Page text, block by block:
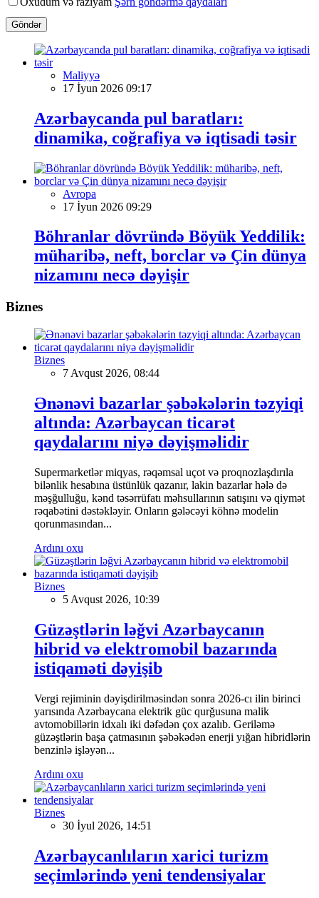
Göndər
Maliyyə
17 İyun 2026 09:17
Azərbaycanda pul baratları:
dinamika, coğrafiya və iqtisadi təsir
Avropa
17 İyun 2026 09:29
Böhranlar dövründə Böyük Yeddilik:
müharibə, neft, borclar və Çin dünya
nizamını necə dəyişir
Biznes
Biznes
7 Avqust 2026, 08:44
Ənənəvi bazarlar şəbəkələrin təzyiqi
altında: Azərbaycan ticarət
qaydalarını niyə dəyişməlidir
Supermarketlər miqyas, rəqəmsal uçot və proqnozlaşdırıla
bilənlik hesabına üstünlük qazanır, lakin bazarlar hələ də
məşğulluğu, kənd təsərrüfatı məhsullarının satışını və qiymət
rəqabətini dəstəkləyir. Onların gələcəyi köhnə modelin
qorunmasından...
Ardını oxu
Biznes
5 Avqust 2026, 10:39
Güzəştlərin ləğvi Azərbaycanın
hibrid və elektromobil bazarında
istiqaməti dəyişib
Vergi rejiminin dəyişdirilməsindən sonra 2026-cı ilin birinci
yarısında Azərbaycana elektrik güc qurğusuna malik
avtomobillərin idxalı iki dəfədən çox azalıb. Geriləmə
güzəştlərin başa çatmasının şəbəkədən enerji yığan hibridlərin
benzinlə işləyən...
Ardını oxu
Biznes
30 İyul 2026, 14:51
Azərbaycanlıların xarici turizm
seçimlərində yeni tendensiyalar